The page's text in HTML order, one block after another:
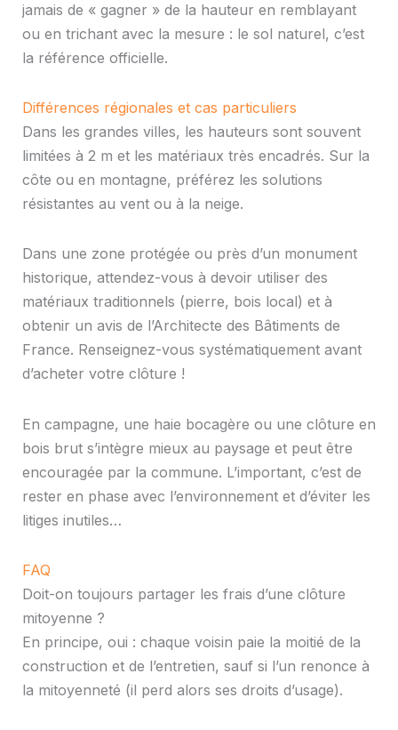
jamais de « gagner » de la hauteur en remblayant
ou en trichant avec la mesure : le sol naturel, c’est
la référence officielle.
Différences régionales et cas particuliers
Dans les grandes villes, les hauteurs sont souvent
limitées à 2 m et les matériaux très encadrés. Sur la
côte ou en montagne, préférez les solutions
résistantes au vent ou à la neige.
Dans une zone protégée ou près d’un monument
historique, attendez-vous à devoir utiliser des
matériaux traditionnels (pierre, bois local) et à
obtenir un avis de l’Architecte des Bâtiments de
France. Renseignez-vous systématiquement avant
d’acheter votre clôture !
En campagne, une haie bocagère ou une clôture en
bois brut s’intègre mieux au paysage et peut être
encouragée par la commune. L’important, c’est de
rester en phase avec l’environnement et d’éviter les
litiges inutiles…
FAQ
Doit-on toujours partager les frais d’une clôture
mitoyenne ?
En principe, oui : chaque voisin paie la moitié de la
construction et de l’entretien, sauf si l’un renonce à
la mitoyenneté (il perd alors ses droits d’usage).